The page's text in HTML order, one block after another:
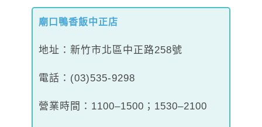
廟口鴨香飯中正店
地址：新竹市北區中正路258號
電話：(03)535-9298
營業時間：1100–1500；1530–2100